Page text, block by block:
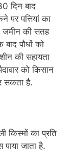
दिन बाद
पत्तियां का
जमीन की सतह
पौधों को
की सहायता
को किसान
सकता है.
किस्मों का प्रति
जाता है.